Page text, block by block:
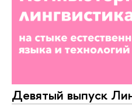
Девятый выпуск